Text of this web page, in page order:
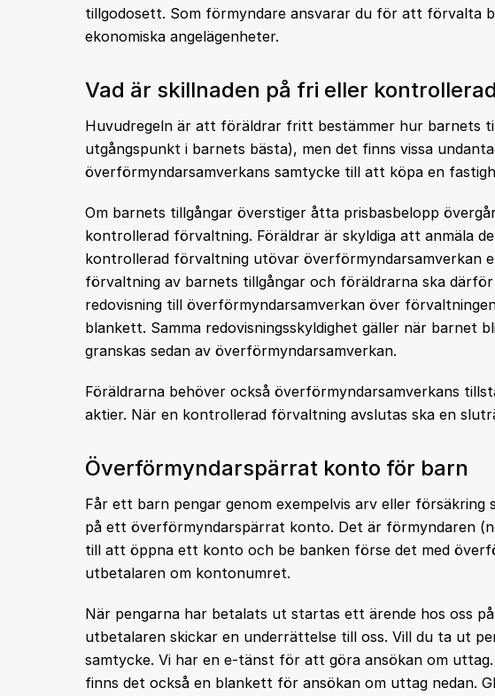
tillgodosett. Som förmyndare ansvarar du för att förvalta
ekonomiska angelägenheter.
Vad är skillnaden på fri eller
Huvudregeln är att föräldrar fritt bestämmer hur barnets
utgångspunkt i barnets bästa), men det finns vissa
överförmyndarsamverkans samtycke till att köpa en
Om barnets tillgångar överstiger åtta prisbasbelopp
kontrollerad förvaltning. Föräldrar är skyldiga att anmäla
kontrollerad förvaltning utövar överförmyndarsamverkan
förvaltning av barnets tillgångar och föräldrarna ska
redovisning till överförmyndarsamverkan över
blankett. Samma redovisningsskyldighet gäller när barnet
granskas sedan av överförmyndarsamverkan.
Föräldrarna behöver också överförmyndarsamverkans
aktier. När en kontrollerad förvaltning avslutas ska en
Överförmyndarspärrat konto för barn
Får ett barn pengar genom exempelvis arv eller
på ett överförmyndarspärrat konto. Det är förmyndaren
till att öppna ett konto och be banken förse det med
utbetalaren om kontonumret.
När pengarna har betalats ut startas ett ärende hos oss
utbetalaren skickar en underrättelse till oss. Vill du ta ut
samtycke. Vi har en e-tänst för att göra ansökan om
finns det också en blankett för ansökan om uttag nedan.